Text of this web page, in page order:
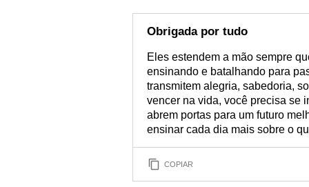
Obrigada por tudo
Eles estendem a mão sempre
ensinando e batalhando para
transmitem alegria, sabedoria,
vencer na vida, você precisa se
abrem portas para um futuro
ensinar cada dia mais sobre o
COPIAR